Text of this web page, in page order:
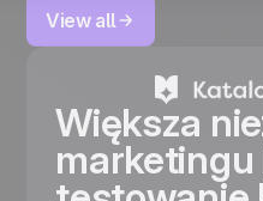
View all
Większa
marketingu